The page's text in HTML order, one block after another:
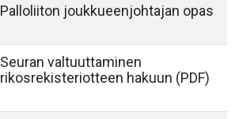
Palloliiton joukkueenjohtajan opas
Seuran valtuuttaminen
rikosrekisteriotteen hakuun (PDF)